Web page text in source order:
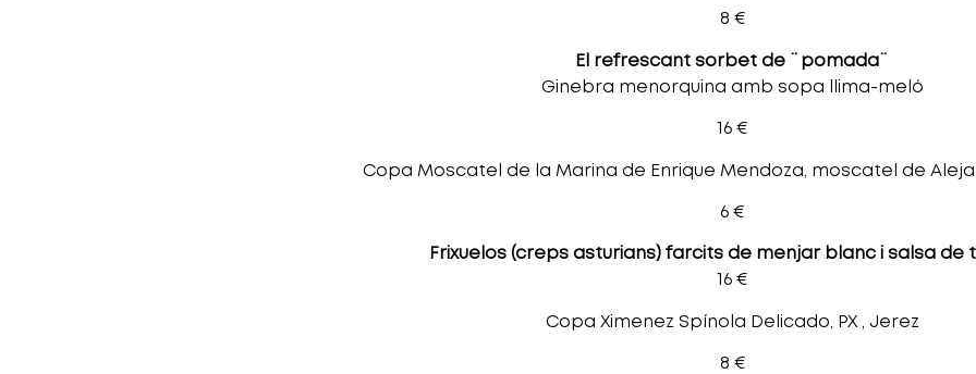
8 €
El refrescant sorbet de ¨pomada¨
Ginebra menorquina amb sopa llima-meló
16 €
Copa Moscatel de la Marina de Enrique Mendoza, moscatel de
6 €
Frixuelos (creps asturians) farcits de menjar blanc i salsa de
16 €
Copa Ximenez Spínola Delicado, PX , Jerez
8 €